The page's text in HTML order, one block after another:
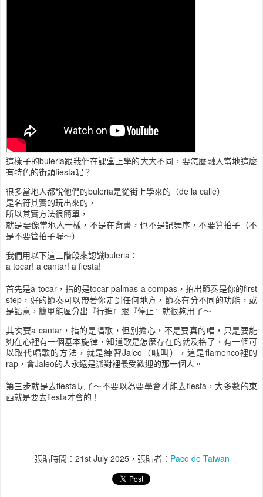
這樣子的buleria跟我們在課堂上學的大大不同， 要怎麼融入當地這麼
有特色的街頭fiesta呢？
很多當地人都說他們的buleria是從街上學來的（de la calle）
是名符其實的玩出來的，
所以其實方法很簡單，
就是要像當地人一樣， 不是在背書，也不是記舞序，不要算拍子（不
是不要管拍子喔～）
我們用以下這三階段來認識buleria：
a tocar! a cantar! a fiesta!
首先是a tocar，指的是tocar palmas a compas， 拍出節奏是你的first
step，好的節奏可以帶著你走到任何地方，節奏有分不同的功能，或
是語意，簡單能區分出『行進』跟『停止』就很夠用了～
其次要a cantar，指的是唱歌，但別擔心，不是要真的唱，只是要能
夠在心裡有一個基本旋律，知道歌是怎麼存在的就及格了，有一個可
以取代唱歌的方法，就是練習Jaleo（喊叫），這是flamenco裡的
rap，會Jaleo的人永遠是派對裡最受歡迎的那一個人。
第三步就是去fiesta玩了～不要以為要學會才能去fiesta，大多數的東
西就是要去fiesta才會的！
張貼時間： 21st July 2025，張貼者： Paco de Taiwan